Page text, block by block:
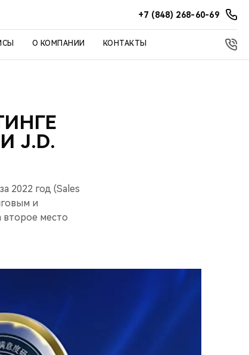
+7 (848) 268-60-69
О КОМПАНИИ КОНТАКТЫ
J.D.
2022 год (Sales
и
второе место